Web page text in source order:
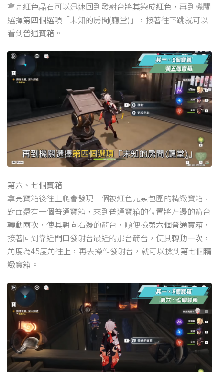
拿完紅色晶石可以迅速回到發射台將其染成紅色 ，再到機關
選擇第四個選項 「未知的房間(廳堂)」，接著往下跳就可以
看到普通寶箱 。
第六、七個寶箱
拿完寶箱後往上爬會發現一個被紅色元素包圍的精緻寶箱，
對面還有一個普通寶箱，來到普通寶箱的位置將左邊的箭台
轉動兩次 ，使其朝向右邊的箭台，順便撿第六個普通寶箱 ，
接著回到靠近門口發射台最近的那台箭台，使其轉動一次 ，
角度為45度角往上，再去操作發射台，就可以撿到第七個精
緻寶箱 。